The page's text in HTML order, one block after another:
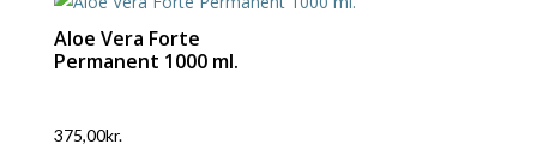
Aloe Vera Forte
Permanent 1000 ml.
375,00kr.